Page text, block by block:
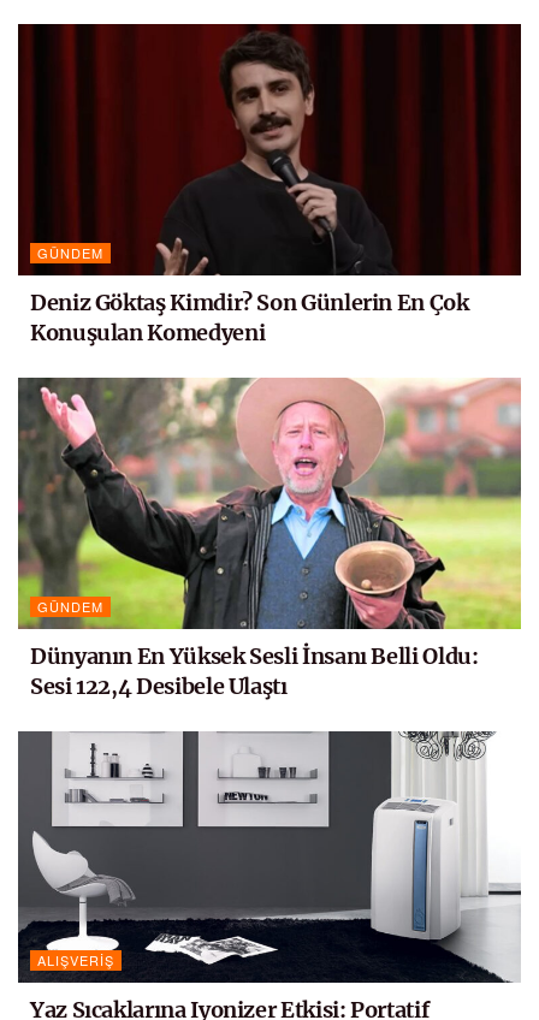
GÜNDEM
Deniz Göktaş Kimdir? Son Günlerin En Çok
Konuşulan Komedyeni
GÜNDEM
Dünyanın En Yüksek Sesli İnsanı Belli Oldu:
Sesi 122,4 Desibele Ulaştı
ALIŞVERIŞ
Yaz Sıcaklarına Iyonizer Etkisi: Portatif